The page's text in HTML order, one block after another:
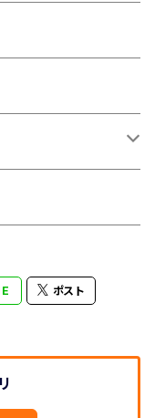
ポスト